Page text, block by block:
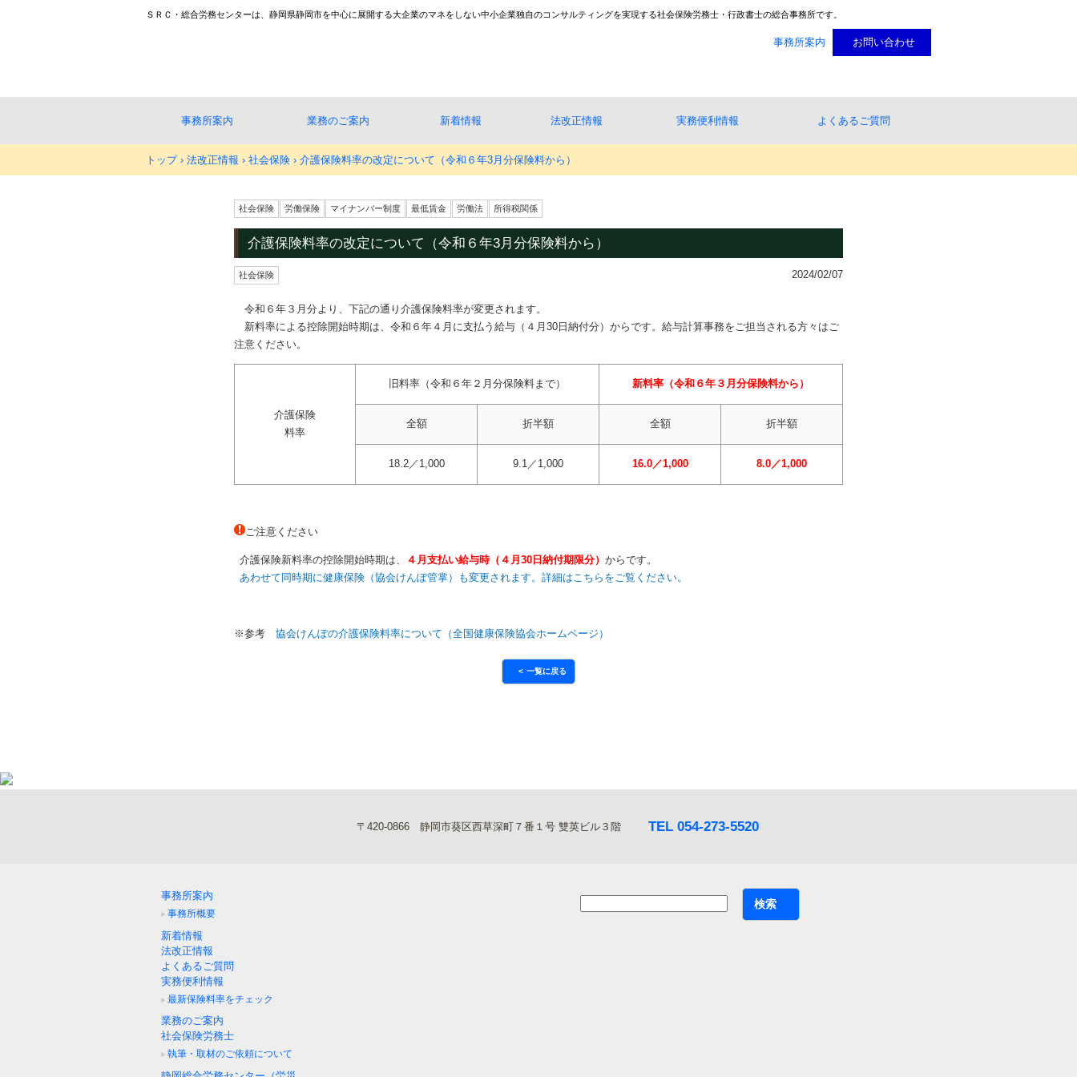
ＳＲＣ・総合労務センターは、静岡県静岡市を中心に展開する大企業のマネをしない中小企業独自のコンサルティングを実現する社会保険労務士・行政書士の総合事務所です。
事務所案内 お問い合わせ
静岡県静岡市｜社会保険労務士・行政書士事務所ＳＲＣ・総合労務センター
事務所案内 業務のご案内 新着情報 法改正情報 実務便利情報 よくあるご質問
トップ› 法改正情報 › 社会保険 › 介護保険料率の改定について（令和６年3月分保険料から）
社会保険 労働保険 マイナンバー制度 最低賃金 労働法 所得税関係
介護保険料率の改定について（令和６年3月分保険料から）
社会保険 2024/02/07
令和６年３月分より、下記の通り介護保険料率が変更されます。
新料率による控除開始時期は、令和６年４月に支払う給与（４月30日納付分）からです。給与計算事務をご担当される方々はご
注意ください。
介護保険
料率
旧料率（令和６年２月分保険料まで） 新料率（令和６年３月分保険料から）
全額 折半額 全額 折半額
18.2／1,000 9.1／1,000 16.0／1,000 8.0／1,000
ご注意ください
介護保険新料率の控除開始時期は、 ４月支払い給与時（４月30日納付期限分） からです。
あわせて同時期に健康保険（協会けんぽ管掌）も変更されます。詳細はこちらをご覧ください。
※参考 協会けんぽの介護保険料率について（全国健康保険協会ホームページ）
一覧に戻る
〒420‐0866 静岡市葵区西草深町７番１号 雙英ビル３階 TEL 054-273-5520
事務所案内
事務所概要
新着情報
法改正情報
よくあるご質問
実務便利情報
最新保険料率をチェック
業務のご案内
社会保険労務士
執筆・取材のご依頼について